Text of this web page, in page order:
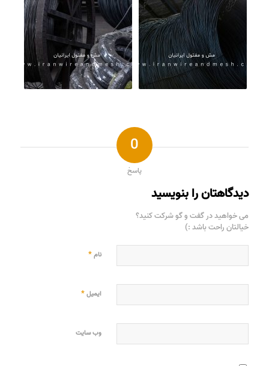
0
پاسخ
دیدگاهتان را بنویسید
می خواهید در گفت و گو شرکت کنید؟
خیالتان راحت باشد :)
نام*
ایمیل*
وب‌ سایت